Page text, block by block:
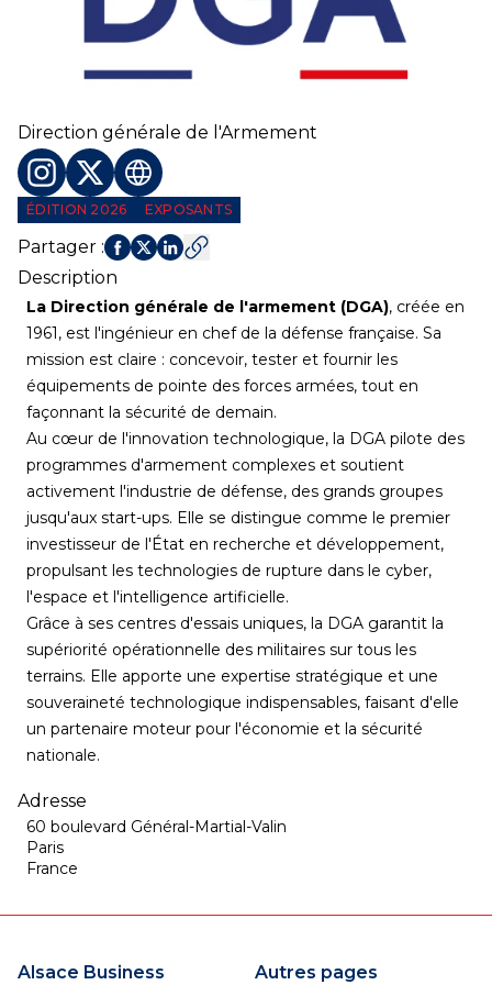
Direction générale de l'Armement
Profil Instagram
Profil Twitter
Site web
ÉDITION 2026 EXPOSANTS
Partager :
Description
La Direction générale de l'armement (DGA), créée en
1961, est l'ingénieur en chef de la défense française. Sa
mission est claire : concevoir, tester et fournir les
équipements de pointe des forces armées, tout en
façonnant la sécurité de demain.
Au cœur de l'innovation technologique, la DGA pilote des
programmes d'armement complexes et soutient
activement l'industrie de défense, des grands groupes
jusqu'aux start-ups. Elle se distingue comme le premier
investisseur de l'État en recherche et développement,
propulsant les technologies de rupture dans le cyber,
l'espace et l'intelligence artificielle.
Grâce à ses centres d'essais uniques, la DGA garantit la
supériorité opérationnelle des militaires sur tous les
terrains. Elle apporte une expertise stratégique et une
souveraineté technologique indispensables, faisant d'elle
un partenaire moteur pour l'économie et la sécurité
nationale.
Adresse
60 boulevard Général-Martial-Valin
Paris
France
Alsace Business Autres pages